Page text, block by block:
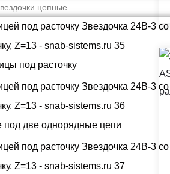
цепные
под расточку
под две однорядные цепи